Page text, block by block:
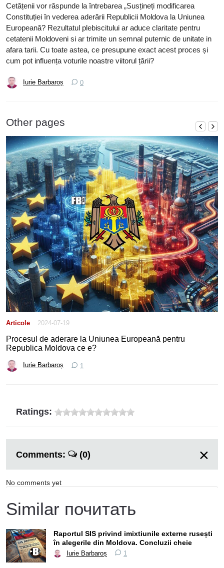
Cetățenii vor răspunde la întrebarea „Susțineți modificarea
Constituției în vederea aderării Republicii Moldova la Uniunea
Europeană? Rezultatul plebiscitului ar aduce claritate pentru
cetatenii Moldoveni si ar trimite un semnal puternic de unitate in
afara tarii. Cu toate astea, ce presupune exact acest proces și
cum pot influența voturile noastre viitorul țării?
Iurie Barbaroș 0
Other pages
Articole 2024-07-19
Procesul de aderare la Uniunea Europeană pentru
Republica Moldova ce e?
Iurie Barbaroș 1
Ratings:
Comments: (0)
No comments yet
Similar почитать
Raportul SIS privind imixtiunile externe rusești
în alegerile din Moldova. Concluzii cheie
Iurie Barbaroș 1